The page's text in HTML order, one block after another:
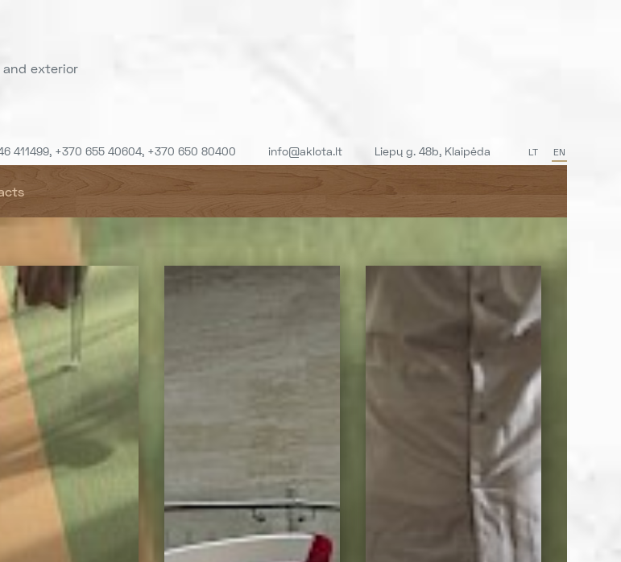
exterior
411499, +370 655 40604, +370 650 80400 info@aklota.lt Liepų g. 48b, Klaipėda LT EN